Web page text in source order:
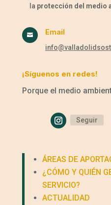
la protección del medio
 Email
¡Síguenos en redes!
Porque el medio
Seguir
ÁREAS DE
¿CÓMO Y QUIÉN
SERVICIO?
ACTUALIDAD